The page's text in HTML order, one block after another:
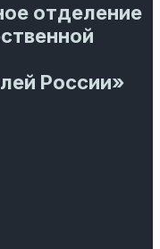
отделение
России»